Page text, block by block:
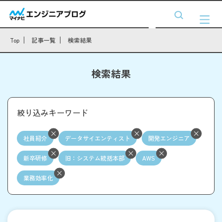
Top 記事一覧 検索結果
検索結果
絞り込みキーワード
社員紹介 データサイエンティスト 開発エンジニア
新卒研修 旧：システム統括本部 AWS
業務効率化